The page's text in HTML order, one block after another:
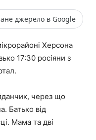
джерело в Google
Херсона
17:30 росіяни з
через що
Батько від
Мама та дві